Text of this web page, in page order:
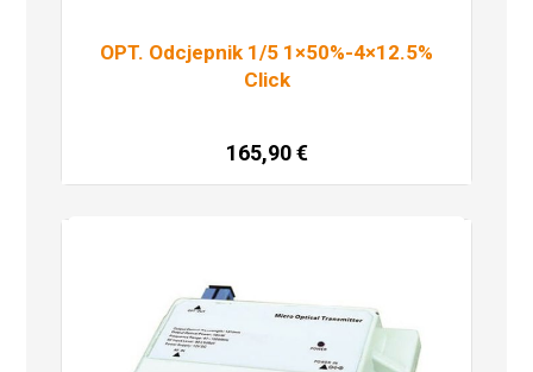
OPT. Odcjepnik 1/5 1×50%-4×12.5%
Click
165,90€
Dodaj u košaricu